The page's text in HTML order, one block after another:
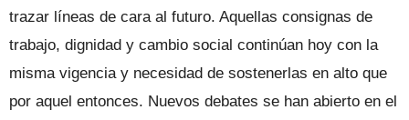
trazar líneas de cara al futuro. Aquellas consignas de
trabajo, dignidad y cambio social continúan hoy con la
misma vigencia y necesidad de sostenerlas en alto que
por aquel entonces. Nuevos debates se han abierto en el